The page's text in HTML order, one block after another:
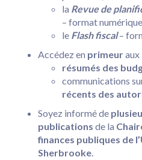
la Revue de
– format
le Flash fiscal–
Accédez en primeuraux
résumés des
communications
récents des
Soyez informé de
publications de la
finances publiques de
Sherbrooke